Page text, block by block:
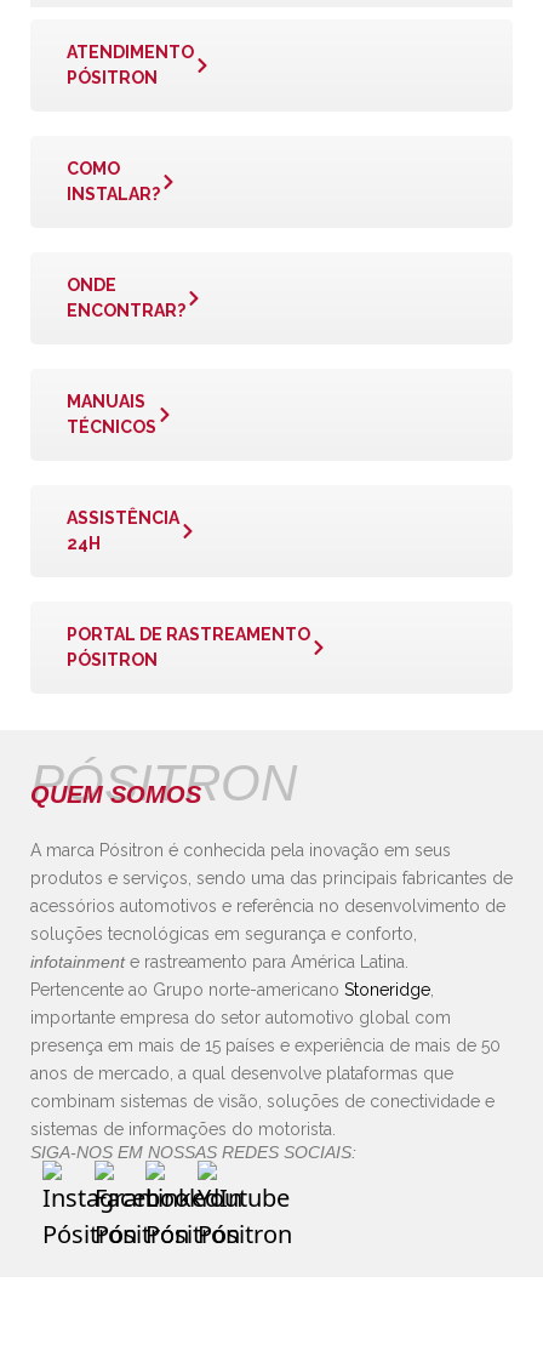
ATENDIMENTO
PÓSITRON
COMO
INSTALAR?
ONDE
ENCONTRAR?
MANUAIS
TÉCNICOS
ASSISTÊNCIA
24H
PORTAL DE RASTREAMENTO
PÓSITRON
PÓSITRON
QUEM SOMOS
A marca Pósitron é conhecida pela inovação em seus
produtos e serviços, sendo uma das principais fabricantes de
acessórios automotivos e referência no desenvolvimento de
soluções tecnológicas em segurança e conforto,
infotainmente rastreamento para América Latina.
Pertencente ao Grupo norte-americano Stoneridge
importante empresa do setor automotivo global com
presença em mais de 15 países e experiência de mais de 50
anos de mercado, a qual desenvolve plataformas que
combinam sistemas de visão, soluções de conectividade e
sistemas de informações do motorista.
SIGA-NOS EM NOSSAS REDES SOCIAIS: